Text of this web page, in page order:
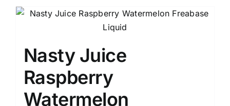
Nasty Juice
Raspberry
Watermelon